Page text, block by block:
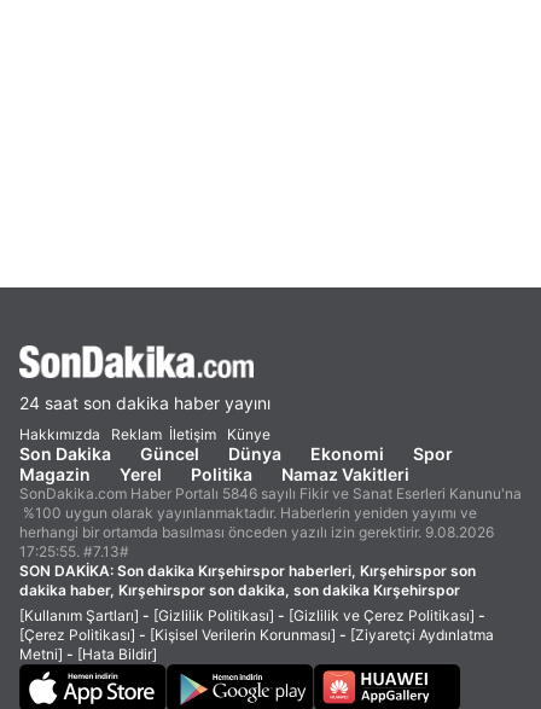
24 saat son dakika haber yayını
Hakkımızda Reklam İletişim Künye
Son Dakika Güncel Dünya Ekonomi
Spor
Magazin
Yerel Politika Namaz Vakitleri
SonDakika.com Haber Portalı 5846 sayılı Fikir ve Sanat Eserleri Kanunu'na
%100 uygun olarak yayınlanmaktadır. Haberlerin yeniden yayımı ve
herhangi bir ortamda basılması önceden yazılı izin gerektirir. 9.08.2026
17:25:55. #7.13#
SON DAKİKA: Son dakika Kırşehirspor haberleri, Kırşehirspor son
dakika haber, Kırşehirspor son dakika, son dakika Kırşehirspor
[Kullanım Şartları] - [Gizlilik Politikası] - [Gizlilik ve Çerez Politikası] -
[Çerez Politikası] - [Kişisel Verilerin Korunması] - [Ziyaretçi Aydınlatma
Metni] - [Hata Bildir]